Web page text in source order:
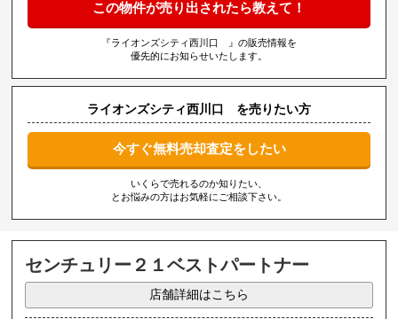
この物件が売り出されたら教えて！
『ライオンズシティ西川口 』の販売情報を
優先的にお知らせいたします。
ライオンズシティ西川口 を売りたい方
今すぐ無料売却査定をしたい
いくらで売れるのか知りたい、
とお悩みの方はお気軽にご相談下さい。
センチュリー２１ベストパートナー
店舗詳細はこちら